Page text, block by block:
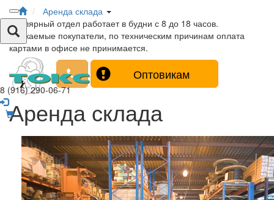
8 (916) 290-06-71
Аренда склада
Столярный отдел работает в будни с 8 до 18 часов.
Уважаемые покупатели, по техническим причинам оплата
картами в офисе не принимается.
Оптовикам
Аренда склада